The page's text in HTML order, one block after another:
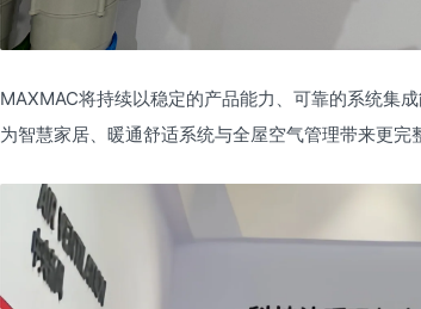
MAXMAC将持续以稳定的产品能力、可靠的系统集
为智慧家居、暖通舒适系统与全屋空气管理带来更完